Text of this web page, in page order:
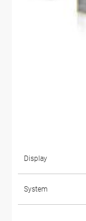
Display
System